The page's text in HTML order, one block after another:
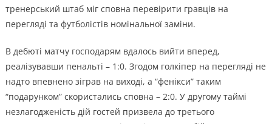
тренерський штаб міг сповна перевірити гравців на
перегляді та футболістів номінальної заміни.
В дебюті матчу господарям вдалось вийти вперед,
реалізувавши пенальті – 1:0. Згодом голкіпер на перегляді не
надто впевнено зіграв на виході, а “фенікси” таким
“подарунком” скористались сповна – 2:0. У другому таймі
незлагодженість дій гостей призвела до третього